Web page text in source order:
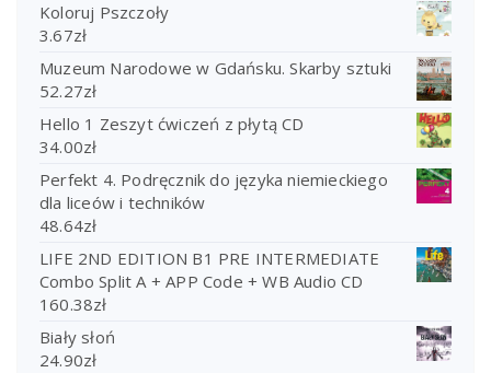
Koloruj Pszczoły
3.67zł
Muzeum Narodowe w Gdańsku. Skarby sztuki
52.27zł
Hello 1 Zeszyt ćwiczeń z płytą CD
34.00zł
Perfekt 4. Podręcznik do języka niemieckiego
dla liceów i techników
48.64zł
LIFE 2ND EDITION B1 PRE INTERMEDIATE
Combo Split A + APP Code + WB Audio CD
160.38zł
Biały słoń
24.90zł